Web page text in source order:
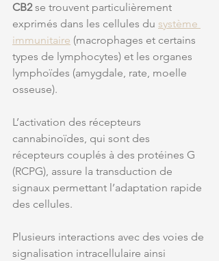
CB2 se trouvent particulièrement
exprimés dans les cellules du système
immunitaire (macrophages et certains
types de lymphocytes) et les organes
lymphoïdes (amygdale, rate, moelle
osseuse).
L’activation des récepteurs
cannabinoïdes, qui sont des
récepteurs couplés à des protéines G
(RCPG), assure la transduction de
signaux permettant l’adaptation rapide
des cellules.
Plusieurs interactions avec des voies de
signalisation intracellulaire ainsi